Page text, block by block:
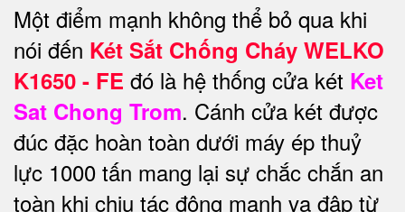
Một điểm mạnh không thể bỏ qua khi
nói đến Két Sắt Chống Cháy WELKO
K1650 - FE đó là hệ thống cửa két Ket
Sat Chong Trom. Cánh cửa két được
đúc đặc hoàn toàn dưới máy ép thuỷ
lực 1000 tấn mang lại sự chắc chắn an
toàn khi chịu tác động mạnh va đập từ